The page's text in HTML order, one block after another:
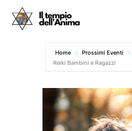
contenuto
Home Prossimi Eventi
Reiki Bambini e Ragazzi